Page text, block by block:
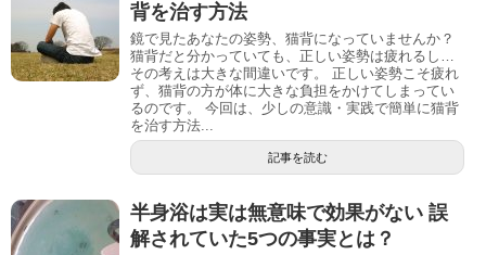
背を治す方法
鏡で見たあなたの姿勢、猫背になっていませんか？
猫背だと分かっていても、正しい姿勢は疲れるし…
その考えは大きな間違いです。 正しい姿勢こそ疲れ
ず、猫背の方が体に大きな負担をかけてしまってい
るのです。 今回は、少しの意識・実践で簡単に猫背
を治す方法...
記事を読む
半身浴は実は無意味で効果がない 誤
解されていた5つの事実とは？